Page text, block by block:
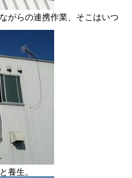
RECRUIT
がらの連携作業、そこはいつ
養生。